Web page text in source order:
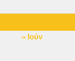
« Ιούν